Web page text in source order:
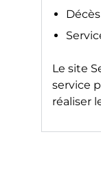
Décès
Le site
service
réaliser